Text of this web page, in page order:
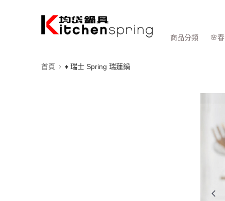
商品分類 🌸
首頁 ♦ 瑞士 Spring 瑞蓮鍋